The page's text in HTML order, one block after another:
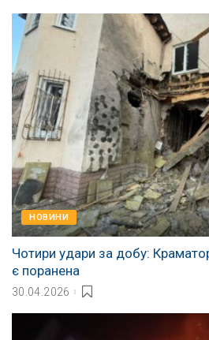
НОВИНИ
Чотири удари за добу:
є поранена
30.04.2026